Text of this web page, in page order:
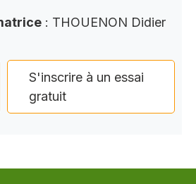
: THOUENON Didier
S'inscrire à un essai
gratuit